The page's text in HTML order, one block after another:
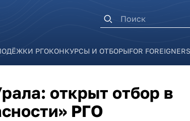
Форма поиска
РГОКОНКУРСЫ И ОТБОРЫFOR FOREIGNERS
открыт отбор в
РГО